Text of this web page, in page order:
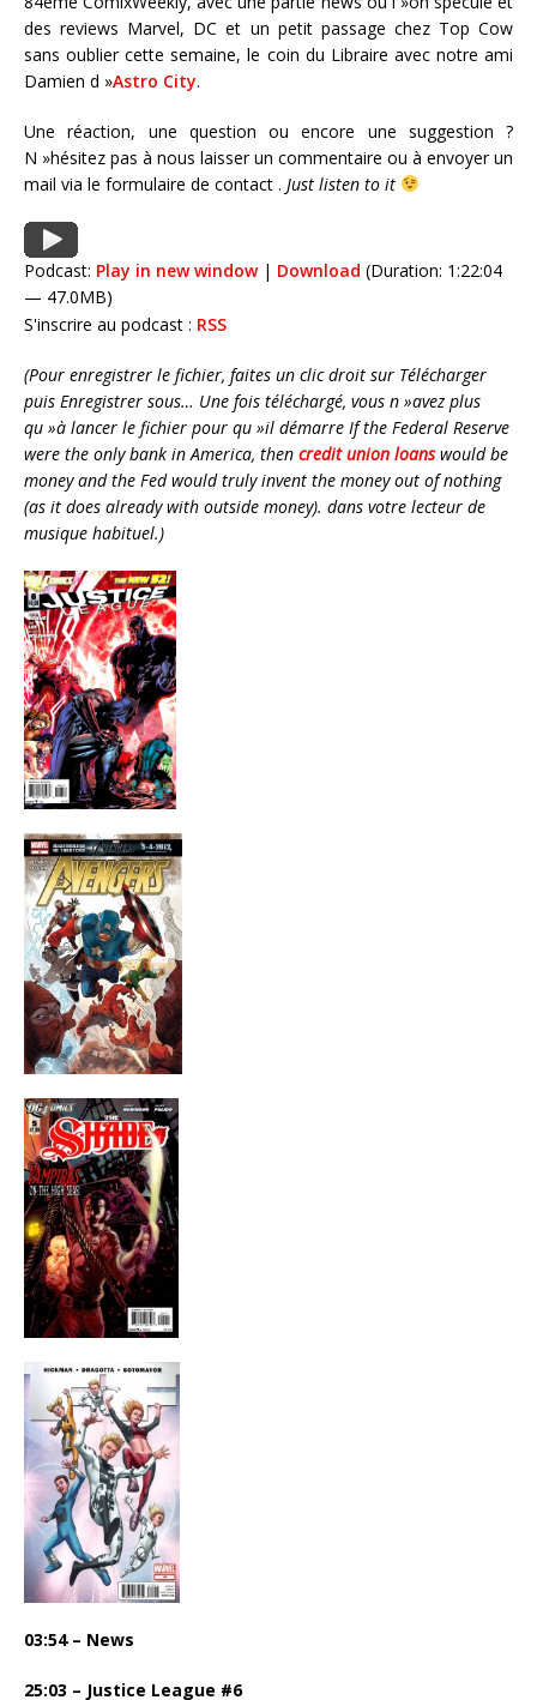
des reviews Marvel, DC et un petit passage chez Top Cow
sans oublier cette semaine, le coin du Libraire avec notre ami
Damien d »Astro City.
Une réaction, une question ou encore une suggestion ?
N »hésitez pas à nous laisser un commentaire ou à envoyer un
mail via le formulaire de contact . Just listen to it
Podcast: Play in new window| Download (Duration: 1:22:04
— 47.0MB)
S'inscrire au podcast : RSS
(Pour enregistrer le fichier, faites un clic droit sur Télécharger
puis Enregistrer sous… Une fois téléchargé, vous n »avez plus
qu »à lancer le fichier pour qu »il démarre If the Federal Reserve
were the only bank in America, then credit union loanswould be
money and the Fed would truly invent the money out of nothing
(as it does already with outside money). dans votre lecteur de
musique habituel.)
03:54 – News
25:03 – Justice League #6